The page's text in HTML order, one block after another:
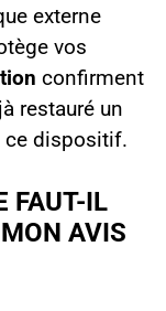
externe
vos
confirment
restauré un
ce dispositif.
FAUT-IL
AVIS